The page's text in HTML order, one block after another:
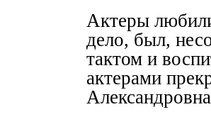
Актеры
дело, был,
тактом и
актерами